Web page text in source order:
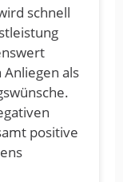
schnell
als
positive